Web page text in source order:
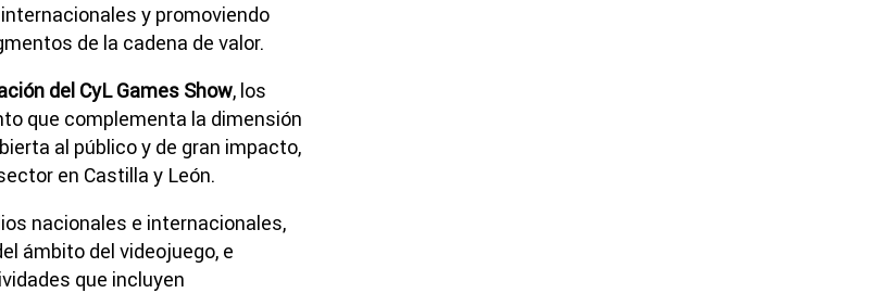
y promoviendo
de la cadena de valor.
del CyL Games Show, los
que complementa la dimensión
al público y de gran impacto,
en Castilla y León.
nacionales e internacionales,
ámbito del videojuego, e
que incluyen